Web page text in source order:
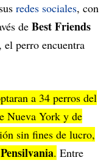
redes sociales, con
de Best Friends
el perro encuentra
a 34 perros del
Nueva York y de
sin fines de lucro,
Pensilvania. Entre